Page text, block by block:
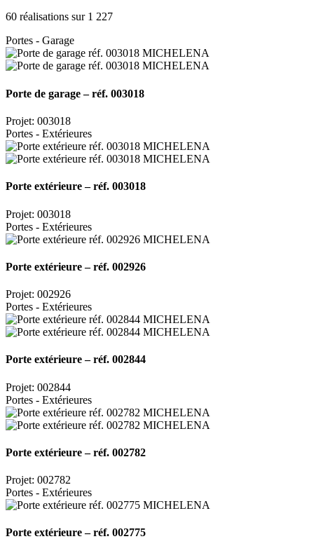
60 réalisations sur 1 227
Portes - Garage
Porte de garage – réf. 003018
Projet: 003018
Portes - Extérieures
Porte extérieure – réf. 003018
Projet: 003018
Portes - Extérieures
Porte extérieure – réf. 002926
Projet: 002926
Portes - Extérieures
Porte extérieure – réf. 002844
Projet: 002844
Portes - Extérieures
Porte extérieure – réf. 002782
Projet: 002782
Portes - Extérieures
Porte extérieure – réf. 002775